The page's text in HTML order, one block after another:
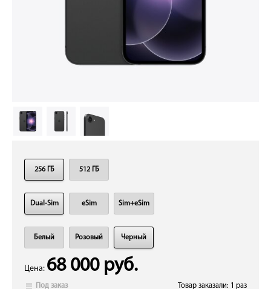
256 ГБ 512 ГБ
Dual-Sim eSim Sim+eSim
Белый Розовый Черный
Цена: 68 000 руб.
Под заказ Товар заказали: 1 раз